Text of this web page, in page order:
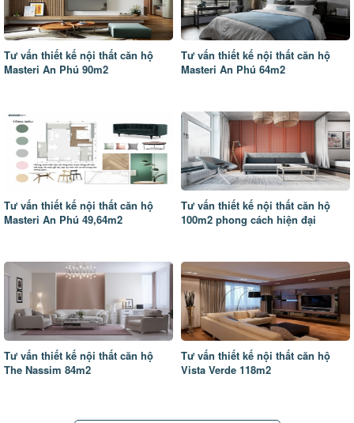
Tư vấn thiết kế nội thất căn hộ
Masteri An Phú 90m2
Tư vấn thiết kế nội thất căn hộ
Masteri An Phú 64m2
Tư vấn thiết kế nội thất căn hộ
Masteri An Phú 49,64m2
Tư vấn thiết kế nội thất căn hộ
100m2 phong cách hiện đại
Tư vấn thiết kế nội thất căn hộ
The Nassim 84m2
Tư vấn thiết kế nội thất căn hộ
Vista Verde 118m2